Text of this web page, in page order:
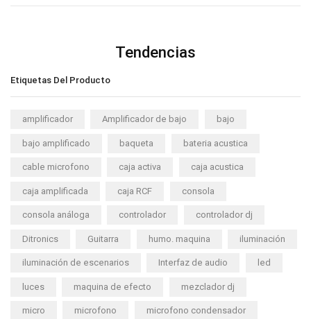
Tendencias
Etiquetas Del Producto
amplificador Amplificador de bajo bajo
bajo amplificado baqueta bateria acustica
cable microfono caja activa caja acustica
caja amplificada caja RCF consola
consola análoga controlador controlador dj
Ditronics Guitarra humo. maquina iluminación
iluminación de escenarios Interfaz de audio led
luces maquina de efecto mezclador dj
micro microfono microfono condensador